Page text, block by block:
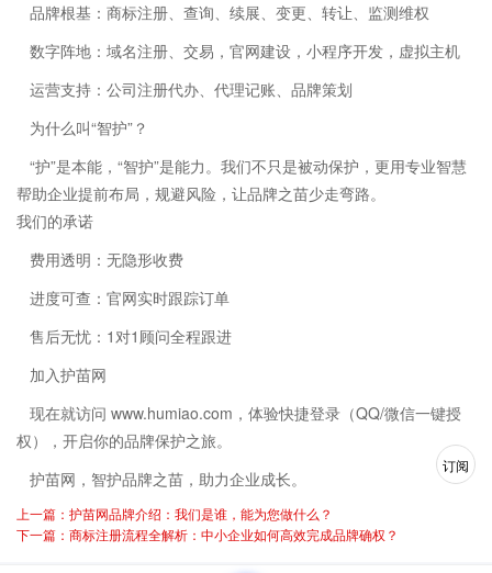
品牌根基：商标注册、查询、续展、变更、转让、监测维权
数字阵地：域名注册、交易，官网建设，小程序开发，虚拟主机
运营支持：公司注册代办、代理记账、品牌策划
为什么叫“智护”？
“护”是本能，“智护”是能力。我们不只是被动保护，更用专业智慧
帮助企业提前布局，规避风险，让品牌之苗少走弯路。
我们的承诺
费用透明：无隐形收费
进度可查：官网实时跟踪订单
售后无忧：1对1顾问全程跟进
加入护苗网
现在就访问 www.humiao.com，体验快捷登录（QQ/微信一键授
权），开启你的品牌保护之旅。
护苗网，智护品牌之苗，助力企业成长。
上一篇：护苗网品牌介绍：我们是谁，能为您做什么？
下一篇：商标注册流程全解析：中小企业如何高效完成品牌确权？
订阅